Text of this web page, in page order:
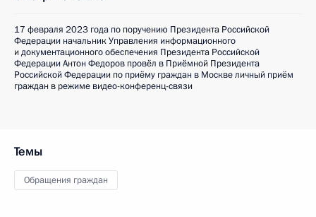
17 февраля 2023 года по поручению Президента Российской
Федерации начальник Управления информационного
и документационного обеспечения Президента Российской
Федерации Антон Федоров провёл в Приёмной Президента
Российской Федерации по приёму граждан в Москве личный приём
граждан в режиме видео-конференц-связи
Темы
Обращения граждан